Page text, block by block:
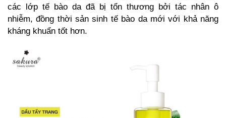
các lớp tế bào da đã bị tổn thương bởi tác nhân ô
nhiễm, đồng thời sản sinh tế bào da mới với khả năng
kháng khuẩn tốt hơn.